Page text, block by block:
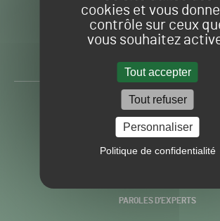
cookies et vous
contrôle sur ceux
vous souhaitez
Tout accepter
Tout refuser
Personnaliser
Politique de confidentialité
Gazon
Sport
H24
-
Toute l’info autour du
PRATIQUES
PAROLES D’EXPERTS